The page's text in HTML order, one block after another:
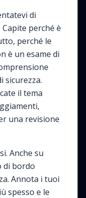
di
perché è
perché le
è un esame di
sicurezza.
il tema
una revisione
Anche su
di bordo
Annota i tuoi
spesso e le